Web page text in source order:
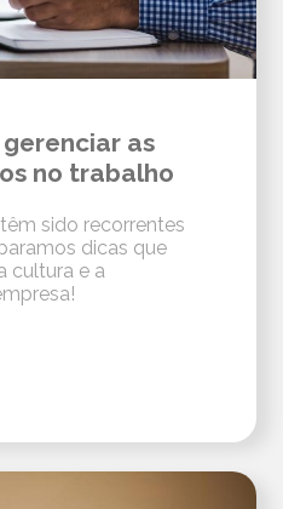
as
no trabalho
sido recorrentes
dicas que
cultura e a